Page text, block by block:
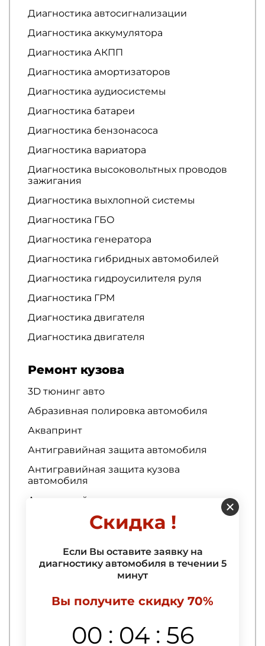
Диагностика автосигнализации
Диагностика аккумулятора
Диагностика АКПП
Диагностика амортизаторов
Диагностика аудиосистемы
Диагностика батареи
Диагностика бензонасоса
Диагностика вариатора
Диагностика высоковольтных проводов
зажигания
Диагностика выхлопной системы
Диагностика ГБО
Диагностика генератора
Диагностика гибридных автомобилей
Диагностика гидроусилителя руля
Диагностика ГРМ
Диагностика двигателя
Диагностика двигателя
Ремонт кузова
3D тюнинг авто
Абразивная полировка автомобиля
Аквапринт
Антигравийная защита автомобиля
Антигравийная защита кузова
автомобиля
Антигравийная защита порогов
Антигравийная оклейка
Антигравийная оклейка арок
Антигравийная пленка
Антигравийная пленка для авто
Антигравийная пленка на капот
Скидка !
Если Вы оставите заявку на
диагностику автомобиля в течении 5
минут
Вы получите скидку 70%
00 : 04 : 55